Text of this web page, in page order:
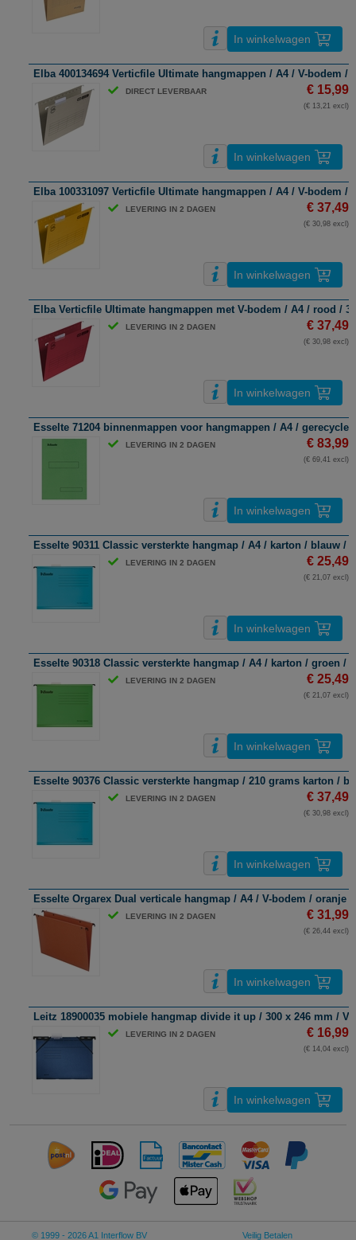
In winkelwagen
Elba 400134694 Verticfile Ultimate hangmappen / A4 / V-bodem /
DIRECT LEVERBAAR € 15,99
(€ 13,21 excl)
In winkelwagen
Elba 100331097 Verticfile Ultimate hangmappen / A4 / V-bodem /
LEVERING IN 2 DAGEN € 37,49
(€ 30,98 excl)
In winkelwagen
Elba Verticfile Ultimate hangmappen met V-bodem / A4 / rood /
LEVERING IN 2 DAGEN € 37,49
(€ 30,98 excl)
In winkelwagen
Esselte 71204 binnenmappen voor hangmappen / A4 /
LEVERING IN 2 DAGEN € 83,99
(€ 69,41 excl)
In winkelwagen
Esselte 90311 Classic versterkte hangmap / A4 / karton / blauw /
LEVERING IN 2 DAGEN € 25,49
(€ 21,07 excl)
In winkelwagen
Esselte 90318 Classic versterkte hangmap / A4 / karton / groen /
LEVERING IN 2 DAGEN € 25,49
(€ 21,07 excl)
In winkelwagen
Esselte 90376 Classic versterkte hangmap / 210 grams karton /
LEVERING IN 2 DAGEN € 37,49
(€ 30,98 excl)
In winkelwagen
Esselte Orgarex Dual verticale hangmap / A4 / V-bodem / oranje /
LEVERING IN 2 DAGEN € 31,99
(€ 26,44 excl)
In winkelwagen
Leitz 18900035 mobiele hangmap divide it up / 300 x 246 mm /
LEVERING IN 2 DAGEN € 16,99
(€ 14,04 excl)
In winkelwagen
© 1999 - 2026 A1 Interflow BV Veilig Betalen